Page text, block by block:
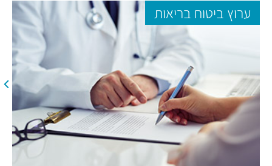
ערוץ ביטוח בריאות